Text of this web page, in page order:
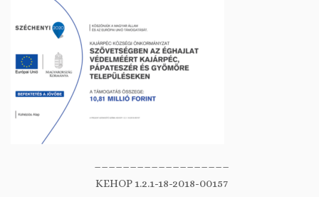
KEHOP 1.2.1-18-2018-00157